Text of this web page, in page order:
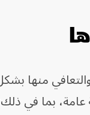
منها
بما في